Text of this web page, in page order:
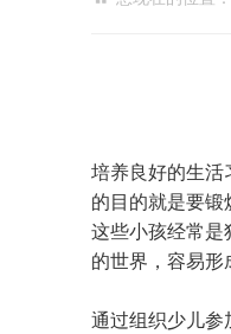
培养良好的生
的目的就是要
这些小孩经常
的世界，容易形
通过组织少儿